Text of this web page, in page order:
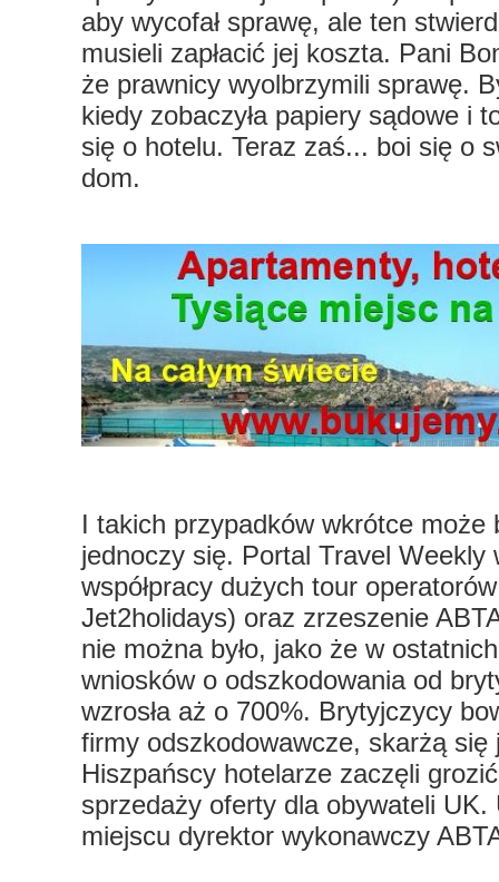
aby wycofał sprawę, ale ten
musieli zapłacić jej koszta. Pani
że prawnicy wyolbrzymili sprawę.
kiedy zobaczyła papiery sądowe i
się o hotelu. Teraz zaś... boi się o
dom.
I takich przypadków wkrótce może
jednoczy się. Portal Travel Weekly
współpracy dużych tour
Jet2holidays) oraz zrzeszenie
nie można było, jako że w
wniosków o odszkodowania od
wzrosła aż o 700%. Brytyjczycy
firmy odszkodowawcze, skarżą się
Hiszpańscy hotelarze zaczęli
sprzedaży oferty dla obywateli UK.
miejscu dyrektor wykonawczy